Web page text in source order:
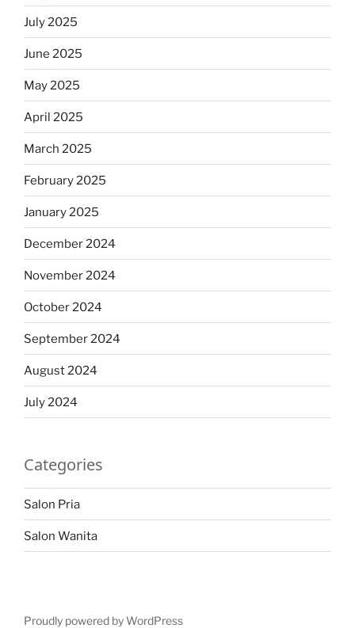
July 2025
June 2025
May 2025
April 2025
March 2025
February 2025
January 2025
December 2024
November 2024
October 2024
September 2024
August 2024
July 2024
Categories
Salon Pria
Salon Wanita
Proudly powered by WordPress